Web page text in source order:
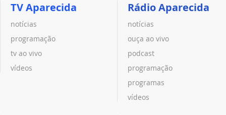
TV Aparecida
notícias
programação
tv ao vivo
vídeos
Rádio Aparecida
notícias
ouça ao vivo
podcast
programação
programas
vídeos